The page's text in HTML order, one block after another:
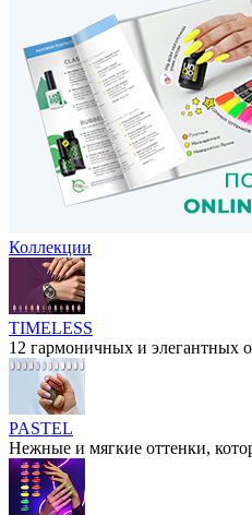
Коллекции
TIMELESS
12 гармоничных и элегантных
PASTEL
Нежные и мягкие оттенки,